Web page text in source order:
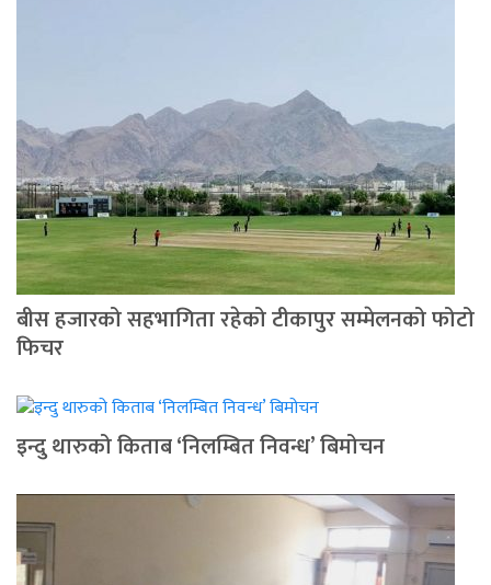
बीस हजारको सहभागिता रहेको टीकापुर सम्मेलनको फोटो
फिचर
इन्दु थारुको किताब ‘निलम्बित निवन्ध’ बिमोचन